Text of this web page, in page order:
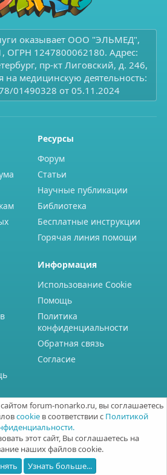
оказывает ООО "ЭЛЬМЕД",
ОГРН 1247800062180. Адрес:
пр-кт Лиговский, д. 246,
на медицинскую деятельность:
01490328 от 05.11.2024
Ресурсы
Форум
Статьи
Научные публикации
Библиотека
Бесплатные инструкции
Горячая линия помощи
Информация
Использование Cookie
Помощь
Политика
конфиденциальности
Обратная связь
Согласие
forum-nonarko.ru, вы соглашаетесь
cookie в соответствии с Политикой
этот сайт, Вы соглашаетесь на
наших файлов cookie.
Узнать больше...